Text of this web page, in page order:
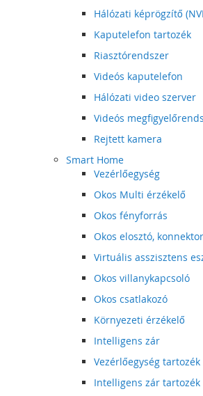
Hálózati képrögzítő
Kaputelefon tartozék
Riasztórendszer
Videós kaputelefon
Hálózati video szerver
Videós
Rejtett kamera
Smart Home
Vezérlőegység
Okos Multi érzékelő
Okos fényforrás
Okos elosztó, konnektor
Virtuális asszisztens
Okos villanykapcsoló
Okos csatlakozó
Környezeti érzékelő
Intelligens zár
Vezérlőegység tartozék
Intelligens zár tartozék